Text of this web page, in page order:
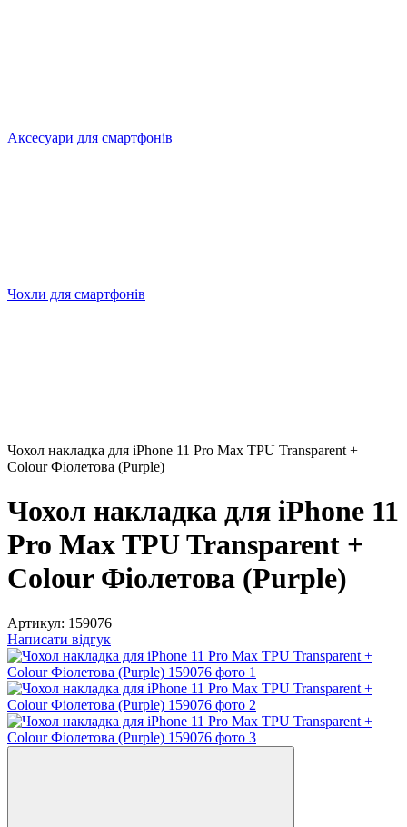
Аксесуари для смартфонів
Чохли для смартфонів
Чохол накладка для iPhone 11 Pro Max TPU Transparent +
Colour Фіолетова (Purple)
Чохол накладка для iPhone 11
Pro Max TPU Transparent +
Colour Фіолетова (Purple)
Артикул: 159076
Написати відгук